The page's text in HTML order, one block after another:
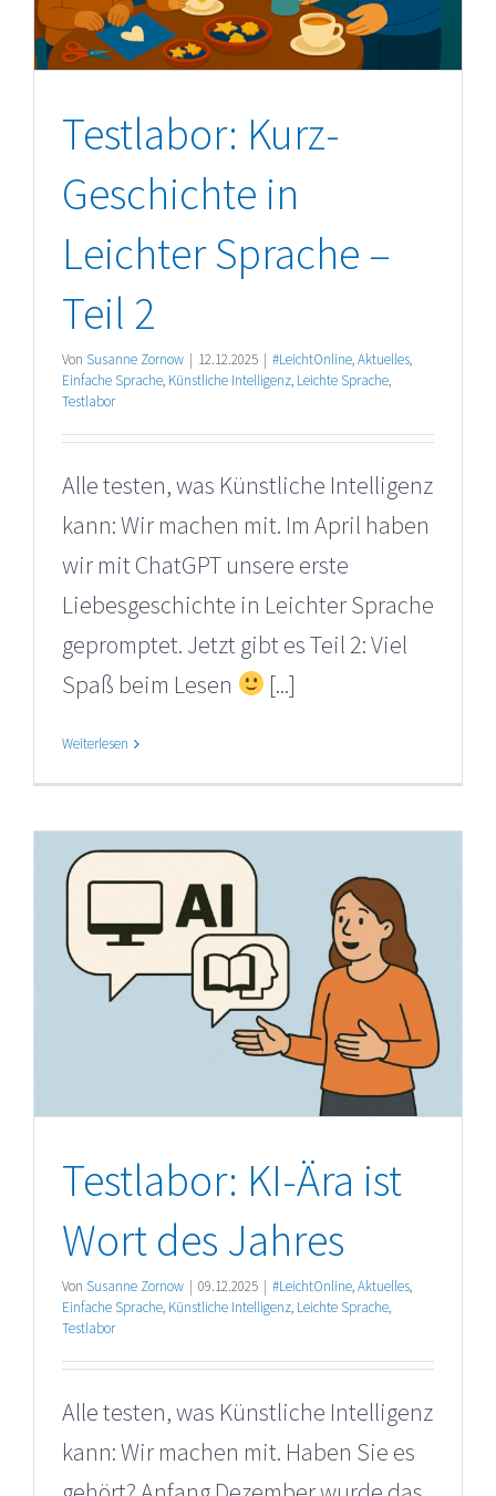
Testlabor: Kurz-
Geschichte in
Leichter Sprache –
Teil 2
Von Susanne Zornow | 12.12.2025 | #LeichtOnline,Aktuelles,
Einfache Sprache, Künstliche Intelligenz, Leichte Sprache,
Testlabor
Alle testen, was Künstliche Intelligenz
kann: Wir machen mit. Im April haben
wir mit ChatGPT unsere erste
Liebesgeschichte in Leichter Sprache
gepromptet. Jetzt gibt es Teil 2: Viel
Spaß beim Lesen
[...]
Weiterlesen
Testlabor: KI-Ära ist
Wort des Jahres
Von Susanne Zornow | 09.12.2025 | #LeichtOnline,Aktuelles,
Einfache Sprache, Künstliche Intelligenz, Leichte Sprache,
Testlabor
Alle testen, was Künstliche Intelligenz
kann: Wir machen mit. Haben Sie es